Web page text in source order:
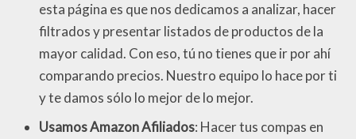
esta página es que nos dedicamos a analizar, hacer
filtrados y presentar listados de productos de la
mayor calidad. Con eso, tú no tienes que ir por ahí
comparando precios. Nuestro equipo lo hace por ti
y te damos sólo lo mejor de lo mejor.
Usamos Amazon Afiliados: Hacer tus compas en